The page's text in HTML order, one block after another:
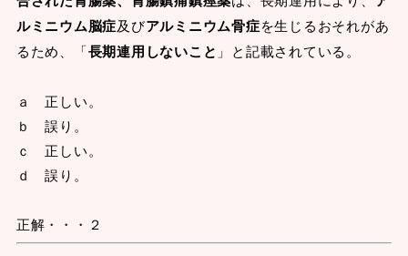
ルミニウム脳症及びアルミニウム骨症を生じるおそれがあ
るため、「長期連用しないこと 」と記載されている。
ａ 正しい。
ｂ 誤り。
ｃ 正しい。
ｄ 誤り。
正解・・・２